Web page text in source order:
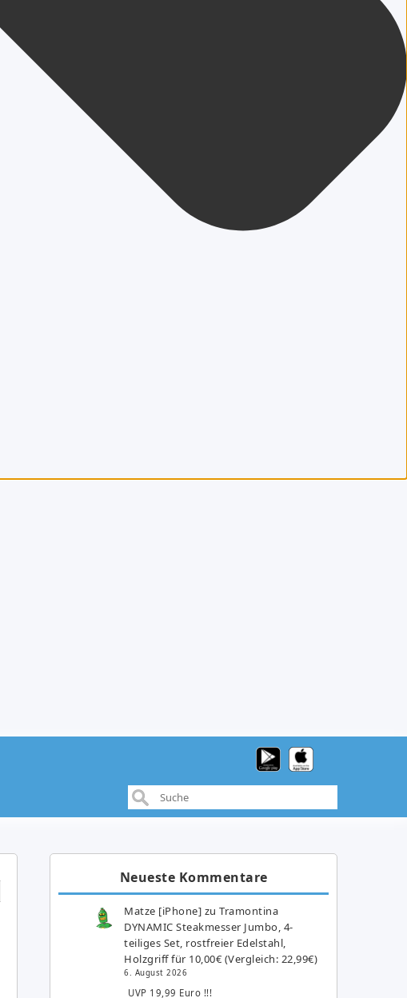
Neueste Kommentare
Matze [iPhone] zuTramontina
DYNAMIC Steakmesser Jumbo, 4-
teiliges Set, rostfreier Edelstahl,
Holzgriff für 10,00€ (Vergleich: 22,99€)
6. August 2026
UVP 19,99 Euro !!!